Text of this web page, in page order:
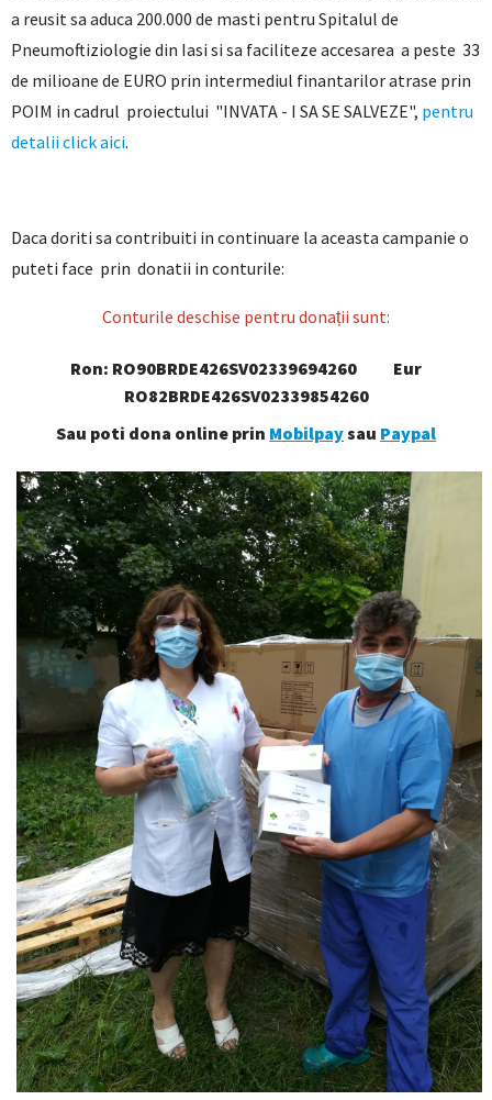
a reusit sa aduca 200.000 de masti pentru Spitalul de
Pneumoftiziologie din Iasi si sa faciliteze accesarea a peste 33
de milioane de EURO prin intermediul finantarilor atrase prin
POIM in cadrul proiectului "INVATA - I SA SE SALVEZE", pentru
detalii click aici.
Daca doriti sa contribuiti in continuare la aceasta campanie o
puteti face prin donatii in conturile:
Conturile deschise pentru donații sunt:
Ron: RO90BRDE426SV02339694260 Eur
RO82BRDE426SV02339854260
Sau poti dona online prin Mobilpaysau Paypal